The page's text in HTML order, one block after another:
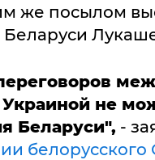
же посылом
Беларуси
не
Беларуси", -
белорусского